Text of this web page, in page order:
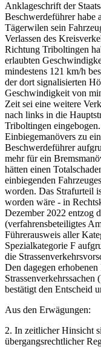
Anklageschrift der
Beschwerdeführer habe
Tägerwilen sein
Verlassen des
Richtung Triboltingen
erlaubten
mindestens 121 km/h
der dort signalisierten
Geschwindigkeit von
Zeit sei eine weitere
nach links in die
Triboltingen
Einbiegemanövers zu
Beschwerdeführer
mehr für ein
hätten einen
einbiegenden
worden. Das Strafurteil
worden wäre - in
Dezember 2022 entzog
(verfahrensbeteiligtes
Führerausweis aller
Spezialkategorie F
die
Den dagegen
bestätigt den Entscheid
Aus den Erwägungen:
2. In zeitlicher Hinsicht
übergangsrechtlicher